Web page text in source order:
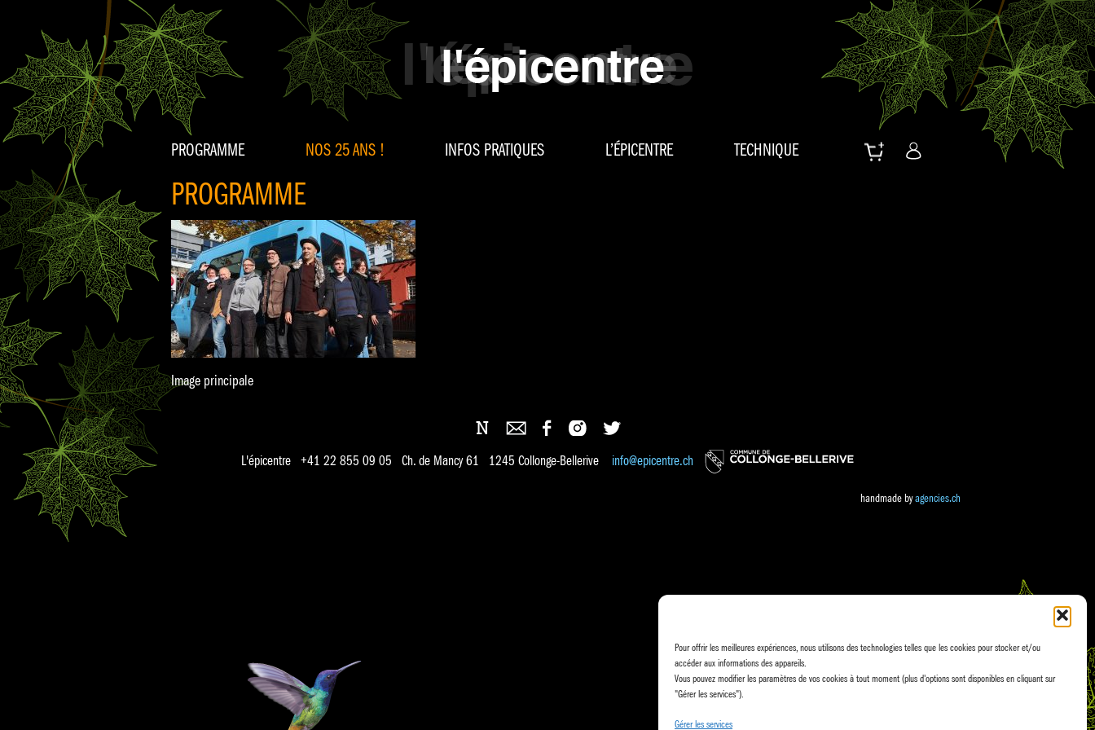
Pour offrir les meilleures expériences, nous utilisons des technologies telles que les cookies pour stocker et/ou
accéder aux informations des appareils.
Vous pouvez modifier les paramètres de vos cookies à tout moment (plus d'options sont disponibles en cliquant sur
"Gérer les services").
Gérer les services
PROGRAMME NOS 25 ANS ! INFOS PRATIQUES L’ÉPICENTRE TECHNIQUE
PROGRAMME
Image principale
L'épicentre +41 22 855 09 05 Ch. de Mancy 61 1245 Collonge-Bellerive info@epicentre.ch
handmade byagencies.ch